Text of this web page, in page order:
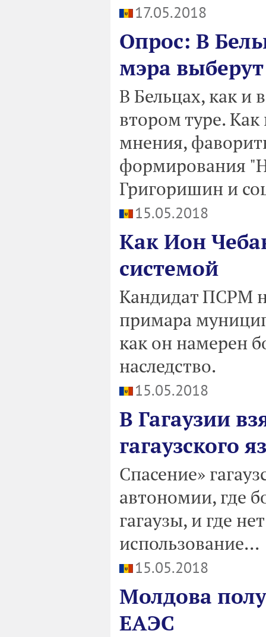
17.05.2018
Опрос: В
мэра
В Бельцах, как и
втором туре.
мнения,
формирования
Григоришин и
15.05.2018
Как Ион
системой
Кандидат ПСРМ
примара
как он намерен
наследство.
15.05.2018
В Гагаузии
гагаузского
Спасение»
автономии, где
гагаузы, и где
использование...
15.05.2018
Молдова
ЕАЭС